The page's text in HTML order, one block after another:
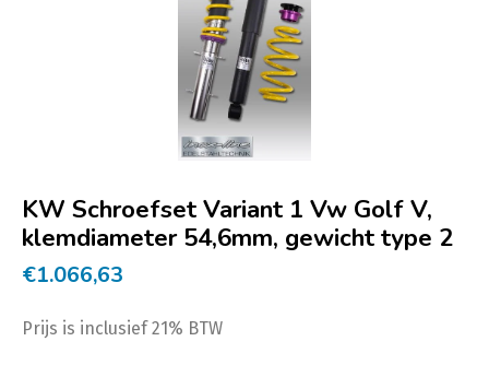
KW Schroefset Variant 1 Vw Golf V,
klemdiameter 54,6mm, gewicht type 2
€1.066,63
Prijs is inclusief 21% BTW